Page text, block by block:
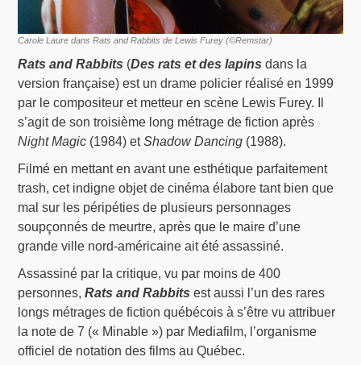
Carole Laure dans Rats and Rabbits de Lewis Furey (©Remstar)
Rats and Rabbits (Des rats et des lapins dans la
version française) est un drame policier réalisé en 1999
par le compositeur et metteur en scène Lewis Furey. Il
s’agit de son troisième long métrage de fiction après
Night Magic (1984) etShadow Dancing (1988).
Filmé en mettant en avant une esthétique parfaitement
trash, cet indigne objet de cinéma élabore tant bien que
mal sur les péripéties de plusieurs personnages
soupçonnés de meurtre, après que le maire d’une
grande ville nord-américaine ait été assassiné.
Assassiné par la critique, vu par moins de 400
personnes,Rats and Rabbits est aussi l’un des rares
longs métrages de fiction québécois à s’être vu attribuer
la note de 7 (« Minable ») par Mediafilm, l’organisme
officiel de notation des films au Québec.